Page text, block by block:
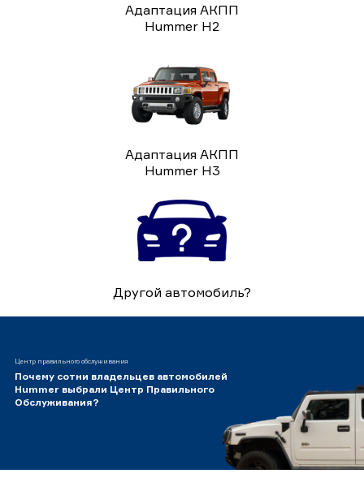
Адаптация АКПП
Hummer H2
Адаптация АКПП
Hummer H3
Другой автомобиль?
Центр правильного обслуживания
Почему сотни владельцев автомобилей
Hummer выбрали Центр Правильного
Обслуживания?